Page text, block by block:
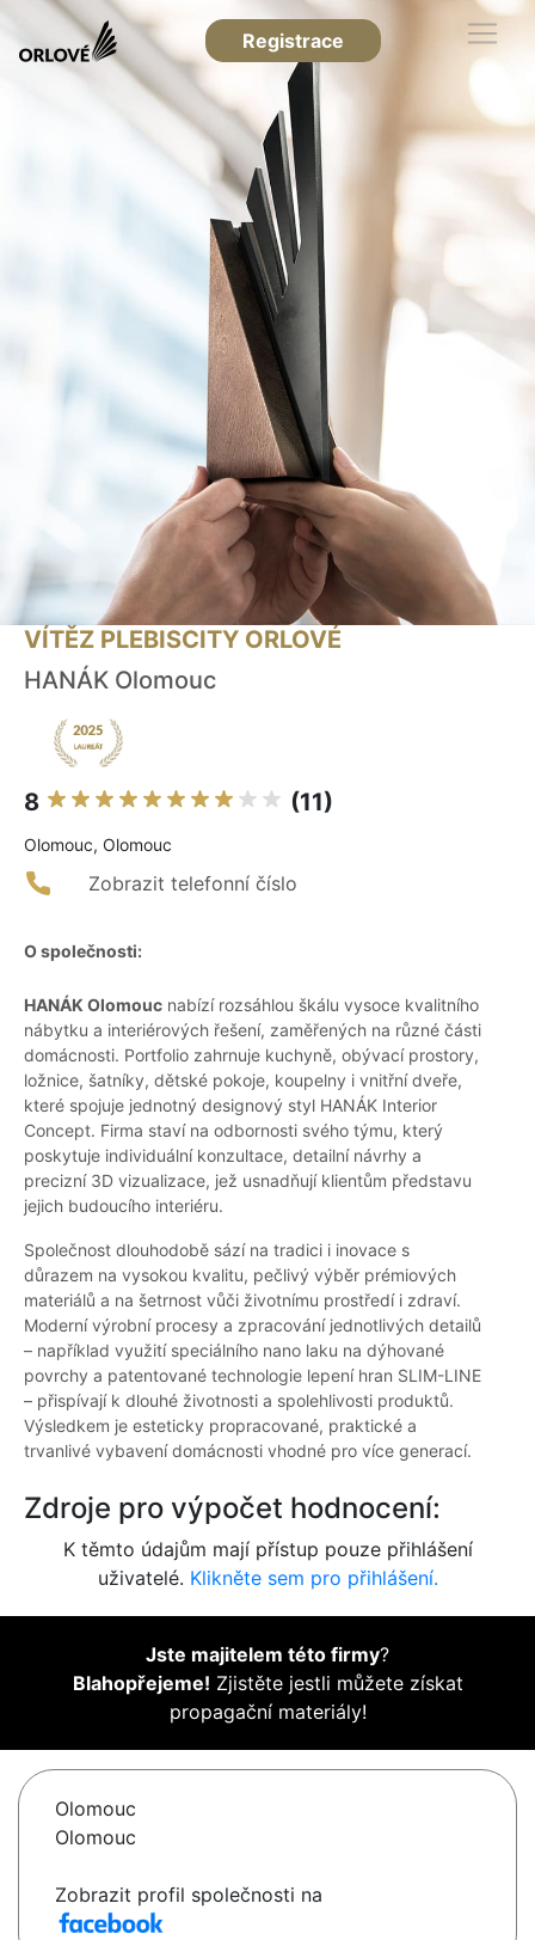
Registrace
VÍTĚZ PLEBISCITY ORLOVÉ
HANÁK Olomouc
8 (11)
Olomouc, Olomouc
Zobrazit telefonní číslo
O společnosti:
HANÁK Olomouc nabízí rozsáhlou škálu vysoce kvalitního
nábytku a interiérových řešení, zaměřených na různé části
domácnosti. Portfolio zahrnuje kuchyně, obývací prostory,
ložnice, šatníky, dětské pokoje, koupelny i vnitřní dveře,
které spojuje jednotný designový styl HANÁK Interior
Concept. Firma staví na odbornosti svého týmu, který
poskytuje individuální konzultace, detailní návrhy a
precizní 3D vizualizace, jež usnadňují klientům představu
jejich budoucího interiéru.
Společnost dlouhodobě sází na tradici i inovace s
důrazem na vysokou kvalitu, pečlivý výběr prémiových
materiálů a na šetrnost vůči životnímu prostředí i zdraví.
Moderní výrobní procesy a zpracování jednotlivých detailů
– například využití speciálního nano laku na dýhované
povrchy a patentované technologie lepení hran SLIM-LINE
– přispívají k dlouhé životnosti a spolehlivosti produktů.
Výsledkem je esteticky propracované, praktické a
trvanlivé vybavení domácnosti vhodné pro více generací.
Zdroje pro výpočet hodnocení:
K těmto údajům mají přístup pouze přihlášení
uživatelé. Klikněte sem pro přihlášení.
Jste majitelem této firmy?
Blahopřejeme! Zjistěte jestli můžete získat
propagační materiály!
Olomouc
Olomouc
Zobrazit profil společnosti na